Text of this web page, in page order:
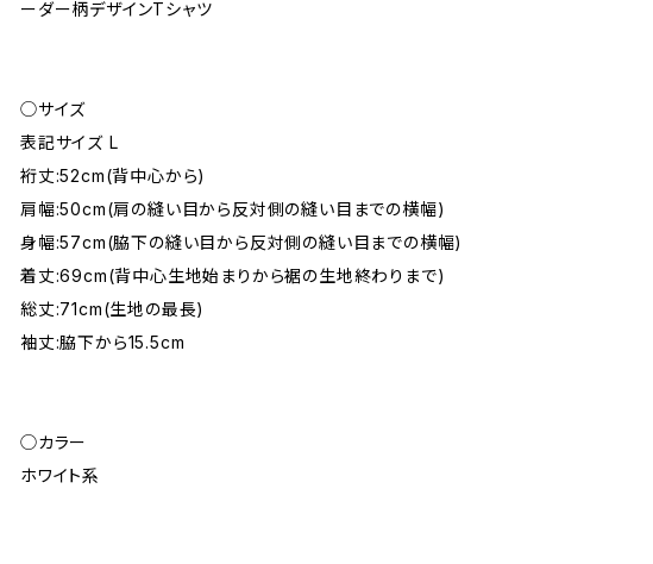
ーダー柄デザインTシャツ
◯サイズ
表記サイズ L
裄丈:52cm(背中心から)
肩幅:50cm(肩の縫い目から反対側の縫い目までの横幅)
身幅:57cm(脇下の縫い目から反対側の縫い目までの横幅)
着丈:69cm(背中心生地始まりから裾の生地終わりまで)
総丈:71cm(生地の最長)
袖丈:脇下から15.5cm
◯カラー
ホワイト系